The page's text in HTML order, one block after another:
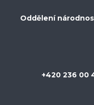
Oddělení
+420 236 00